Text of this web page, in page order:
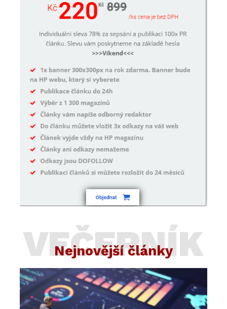
Nejnovější články
VEČERNÍK